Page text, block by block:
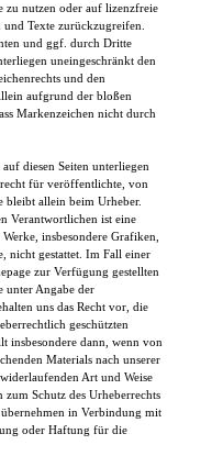
zu nutzen oder auf lizenzfreie
Texte zurückzugreifen.
und ggf. durch Dritte
uneingeschränkt den
und den
aufgrund der bloßen
Markenzeichen nicht durch
diesen Seiten unterliegen
für veröffentlichte, von
bleibt allein beim Urheber.
Verantwortlichen ist eine
insbesondere Grafiken,
nicht gestattet. Im Fall einer
zur Verfügung gestellten
unter Angabe der
uns das Recht vor, die
geschützten
insbesondere dann, wenn von
Materials nach unserer
Art und Weise
Schutz des Urheberrechts
in Verbindung mit
oder Haftung für die